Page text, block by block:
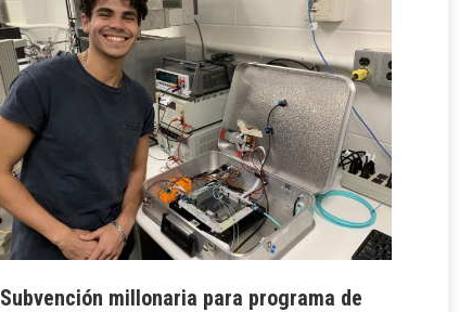
Subvención millonaria para programa de